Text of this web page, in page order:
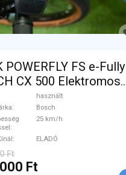
POWERFLY FS e-Fully
CX 500 Elektromos
Bike össztelós /
használt ELADÓ
használt
Bosch
25 km/h
ELADÓ
Ft
Ft